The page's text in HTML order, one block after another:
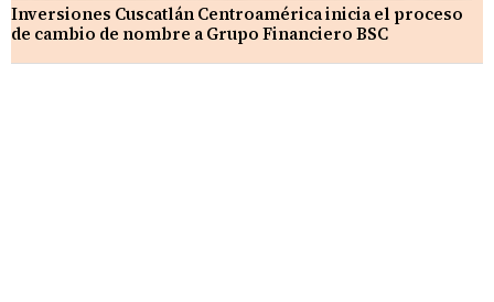
Inversiones Cuscatlán Centroamérica inicia el proceso
de cambio de nombre a Grupo Financiero BSC